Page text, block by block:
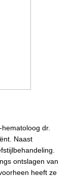
dr.
Naast
ontslagen van
heeft ze